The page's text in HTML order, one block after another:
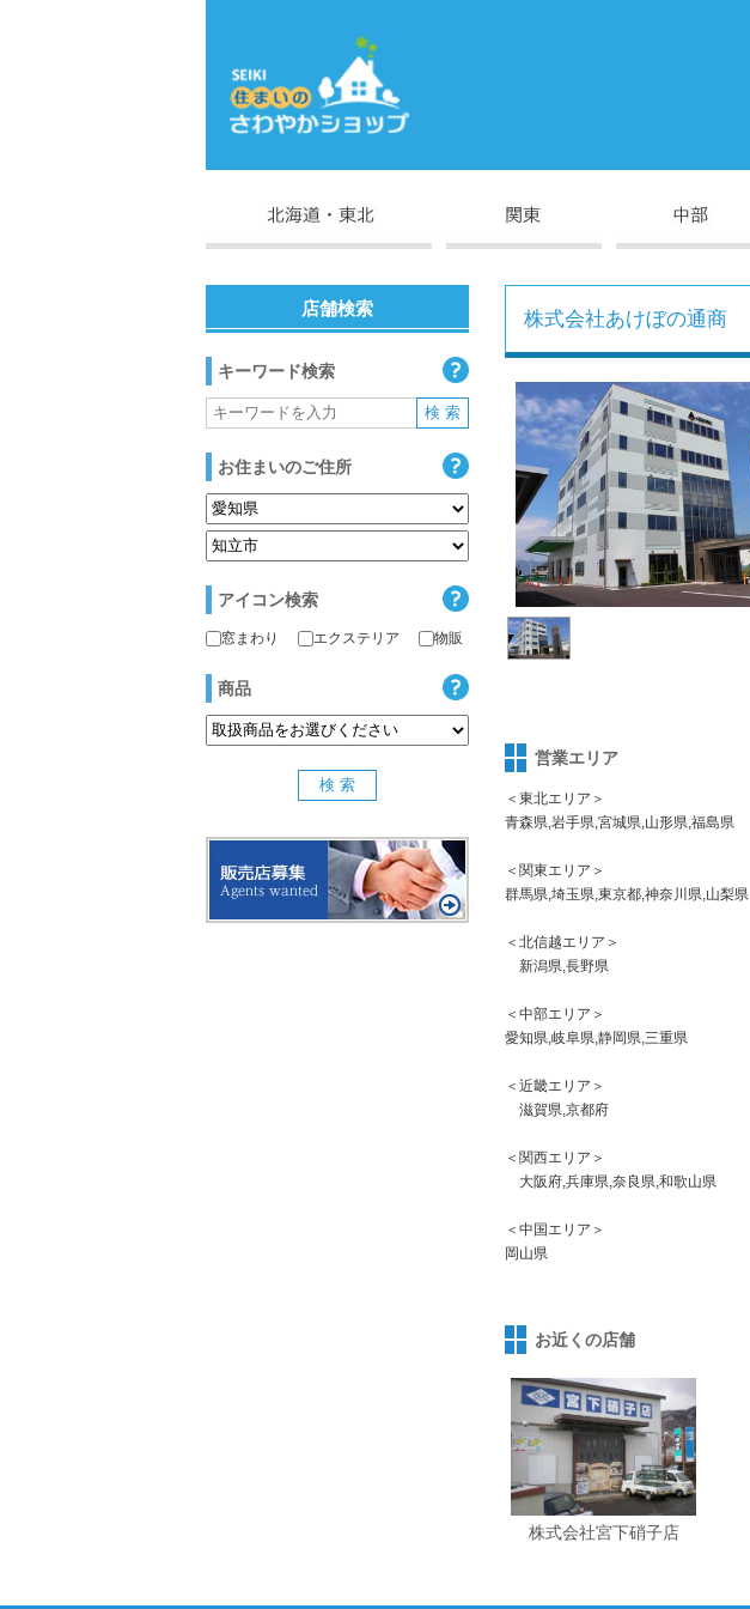
株式会社あけぼの通商
営業エリア
＜東北エリア＞
青森県,岩手県,宮城県,山形県,福島県
＜関東エリア＞
群馬県,埼玉県,東京都,神奈川県,山梨県
＜北信越エリア＞
新潟県,長野県
＜中部エリア＞
愛知県,岐阜県,静岡県,三重県
＜近畿エリア＞
滋賀県,京都府
＜関西エリア＞
大阪府,兵庫県,奈良県,和歌山県
＜中国エリア＞
岡山県
お近くの店舗
株式会社宮下硝子店
店舗検索
キーワード検索
お住まいのご住所
アイコン検索
窓まわり エクステリア 物販
商品